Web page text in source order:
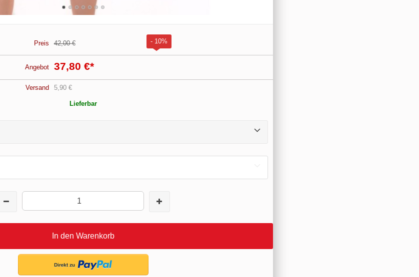
Preis 42,00 € - 10%
Angebot 37,80 €*
Versand 5,90 €
Lieferbar
In den Warenkorb